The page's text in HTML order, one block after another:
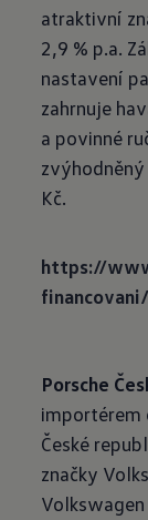
atraktivní
2,9 % p.a.
nastavení
zahrnuje
a povinné
Kč.
https://
Porsche
importérem
České
značky